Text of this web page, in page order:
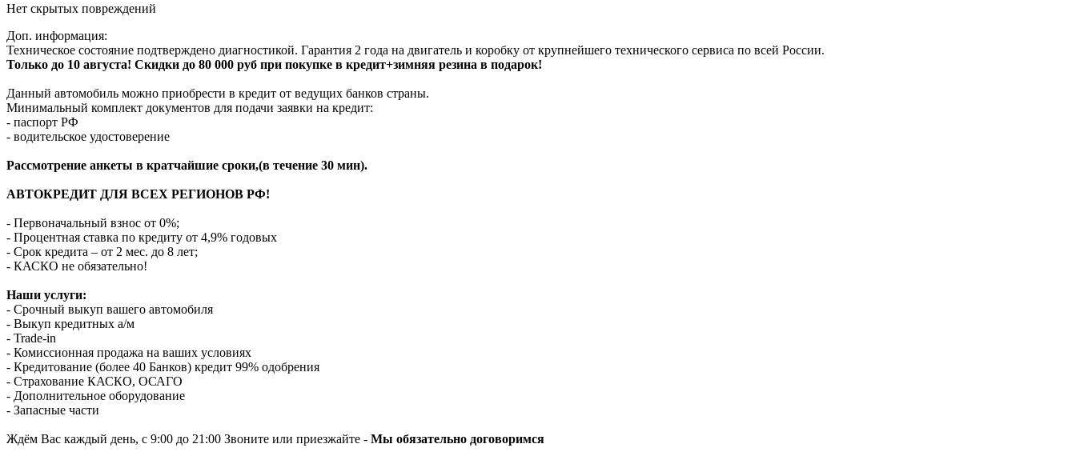
Нет скрытых повреждений
Доп. информация:
Техническое состояние подтверждено диагностикой. Гарантия 2 года на двигатель и коробку от крупнейшего технического сервиса по всей России.
Только до 10 августа! Скидки до 80 000 руб при покупке в кредит+зимняя резина в подарок!
Данный автомобиль можно приобрести в кредит от ведущих банков страны.
Минимальный комплект документов для подачи заявки на кредит:
- паспорт РФ
- водительское удостоверение
Рассмотрение анкеты в кратчайшие сроки,(в течение 30 мин).
АВТОКРЕДИТ ДЛЯ ВСЕХ РЕГИОНОВ РФ!
- Первоначальный взнос от 0%;
- Процентная ставка по кредиту от 4,9% годовых
- Срок кредита – от 2 мес. до 8 лет;
- КАСКО не обязательно!
Наши услуги:
- Срочный выкуп вашего автомобиля
- Выкуп кредитных а/м
- Trade-in
- Комиссионная продажа на ваших условиях
- Кредитование (более 40 Банков) кредит 99% одобрения
- Страхование КАСКО, ОСАГО
- Дополнительное оборудование
- Запасные части
Ждём Вас каждый день, с 9:00 до 21:00 Звоните или приезжайте - Мы обязательно договоримся